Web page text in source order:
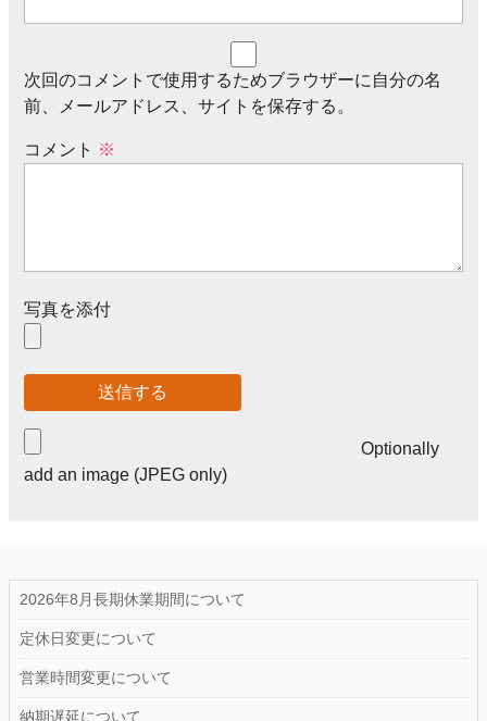
次回のコメントで使用するためブラウザーに自分の名
前、メールアドレス、サイトを保存する。
コメント ※
写真を添付
Optionally
add an image (JPEG only)
2026年8月長期休業期間について
定休日変更について
営業時間変更について
納期遅延について